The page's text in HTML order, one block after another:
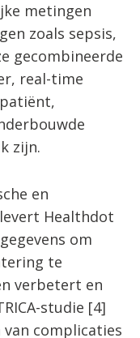
metingen
zoals sepsis,
gecombineerde
real-time
zijn.
en
Healthdot
om
te
verbetert en
studie [4]
complicaties